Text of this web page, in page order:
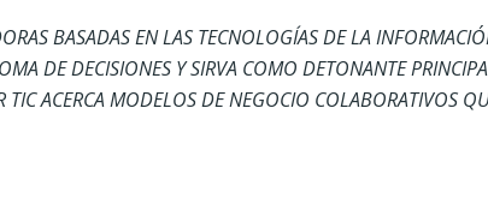
BASADAS EN LAS TECNOLOGÍAS DE LA
DE DECISIONES Y SIRVA COMO DETONANTE
TIC ACERCA MODELOS DE NEGOCIO COLABORATIVOS